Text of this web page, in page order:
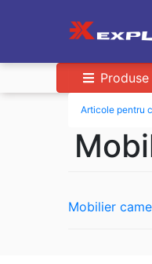
Produse
Articole pentru
Mobilier